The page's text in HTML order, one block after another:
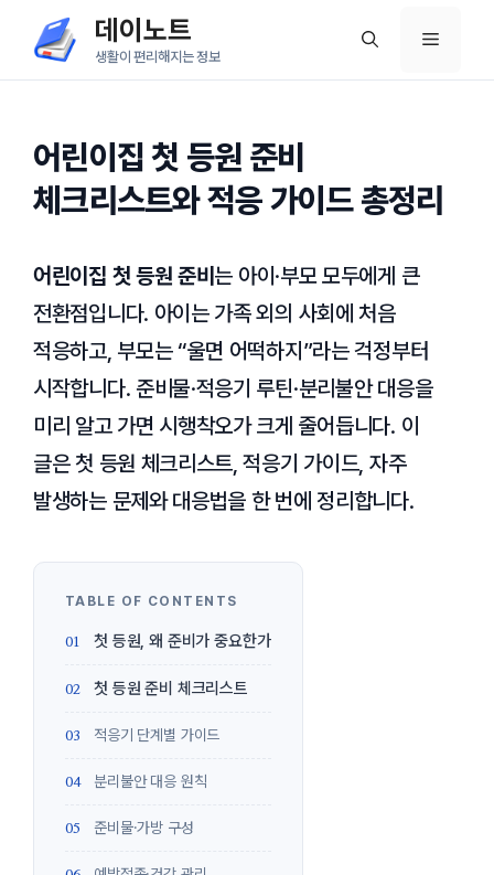
츠
데이노트
생활이 편리해지는 정보
메
어린이집 첫 등원 준비
체크리스트와 적응 가이드 총정리
어린이집 첫 등원 준비 는 아이·부모 모두에게 큰
전환점입니다. 아이는 가족 외의 사회에 처음
적응하고, 부모는 “울면 어떡하지”라는 걱정부터
시작합니다. 준비물·적응기 루틴·분리불안 대응을
미리 알고 가면 시행착오가 크게 줄어듭니다. 이
글은 첫 등원 체크리스트, 적응기 가이드, 자주
발생하는 문제와 대응법을 한 번에 정리합니다.
첫 등원, 왜 준비가 중요한가
첫 등원 준비 체크리스트
적응기 단계별 가이드
분리불안 대응 원칙
준비물·가방 구성